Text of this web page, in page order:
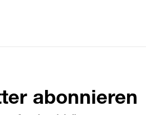
abonnieren